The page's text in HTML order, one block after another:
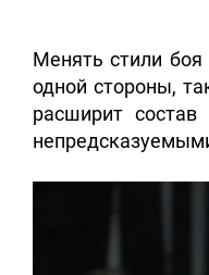
Менять стили
одной стороны,
расширит